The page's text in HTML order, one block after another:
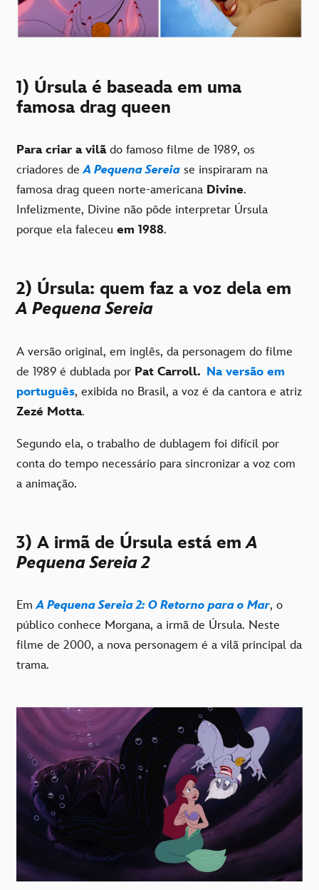
1) Úrsula é baseada em uma
famosa drag queen
Para criar a vilã do famoso filme de 1989, os
criadores deA Pequena Sereia se inspiraram na
famosa drag queen norte-americana Divine.
Infelizmente, Divine não pôde interpretar Úrsula
porque ela faleceu em 1988.
2) Úrsula: quem faz a voz dela em
A Pequena Sereia
A versão original, em inglês, da personagem do filme
de 1989 é dublada por Pat Carroll. Na versão em
português, exibida no Brasil, a voz é da cantora e atriz
Zezé Motta.
Segundo ela, o trabalho de dublagem foi difícil por
conta do tempo necessário para sincronizar a voz com
a animação.
3) A irmã de Úrsula está emA
Pequena Sereia 2
EmA Pequena Sereia 2: O Retorno para o Mar, o
público conhece Morgana, a irmã de Úrsula. Neste
filme de 2000, a nova personagem é a vilã principal da
trama.